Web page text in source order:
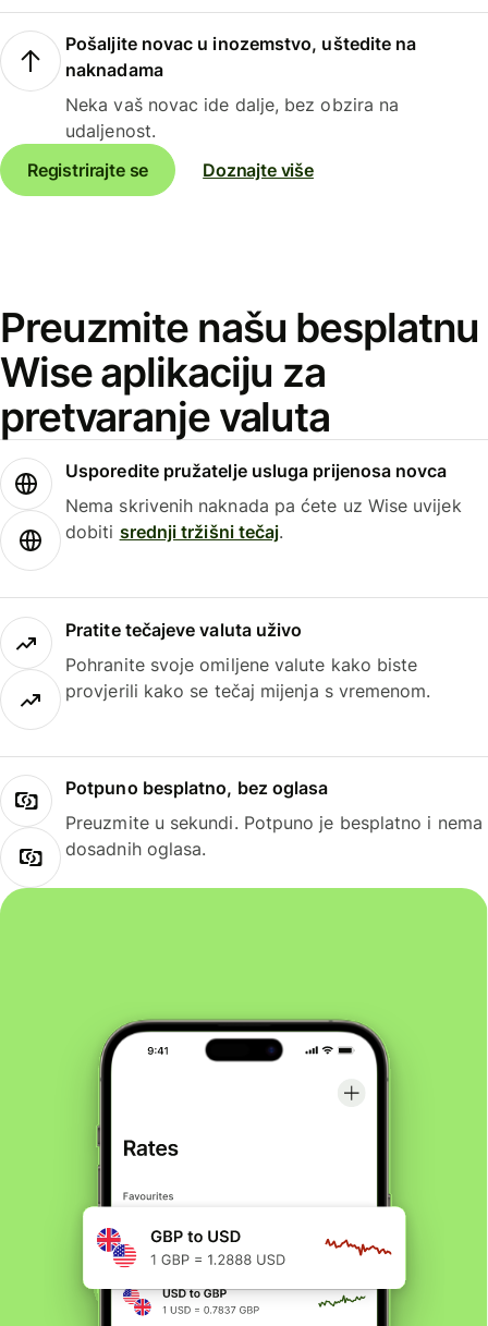
Pošaljite novac u inozemstvo, uštedite na
naknadama
Neka vaš novac ide dalje, bez obzira na
udaljenost.
Registrirajte se
Doznajte više
Preuzmite našu besplatnu
Wise aplikaciju za
pretvaranje valuta
Usporedite pružatelje usluga prijenosa novca
Nema skrivenih naknada pa ćete uz Wise uvijek
dobiti srednji tržišni tečaj.
Pratite tečajeve valuta uživo
Pohranite svoje omiljene valute kako biste
provjerili kako se tečaj mijenja s vremenom.
Potpuno besplatno, bez oglasa
Preuzmite u sekundi. Potpuno je besplatno i nema
dosadnih oglasa.